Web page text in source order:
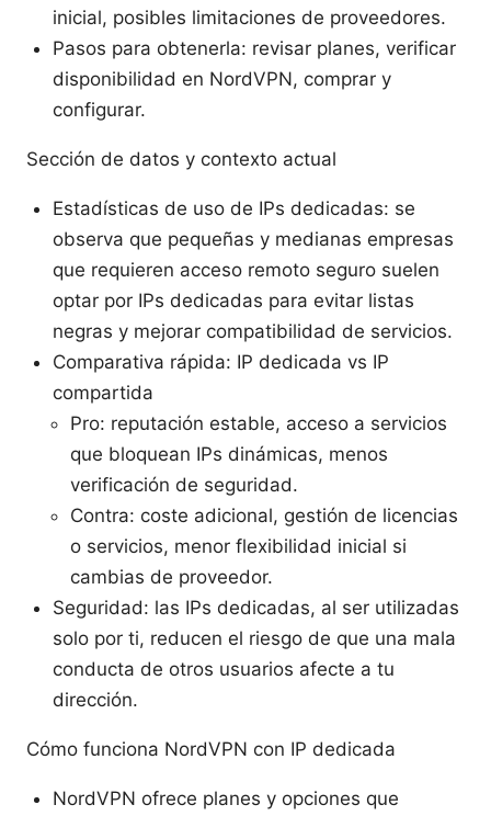
inicial, posibles limitaciones de proveedores.
Pasos para obtenerla: revisar planes, verificar
disponibilidad en NordVPN, comprar y
configurar.
Sección de datos y contexto actual
Estadísticas de uso de IPs dedicadas: se
observa que pequeñas y medianas empresas
que requieren acceso remoto seguro suelen
optar por IPs dedicadas para evitar listas
negras y mejorar compatibilidad de servicios.
Comparativa rápida: IP dedicada vs IP
compartida
Pro: reputación estable, acceso a servicios
que bloquean IPs dinámicas, menos
verificación de seguridad.
Contra: coste adicional, gestión de licencias
o servicios, menor flexibilidad inicial si
cambias de proveedor.
Seguridad: las IPs dedicadas, al ser utilizadas
solo por ti, reducen el riesgo de que una mala
conducta de otros usuarios afecte a tu
dirección.
Cómo funciona NordVPN con IP dedicada
NordVPN ofrece planes y opciones que